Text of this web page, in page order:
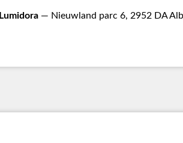
Lumidora — Nieuwland parc 6, 2952 DA